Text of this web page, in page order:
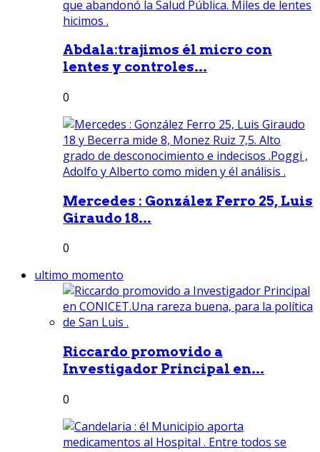
Abdala:trajimos él micro con
lentes y controles...
0
Mercedes : González Ferro 25, Luis
Giraudo 18...
0
ultimo momento
Riccardo promovido a
Investigador Principal en...
0